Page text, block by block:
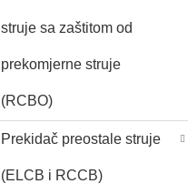
struje sa zaštitom od
prekomjerne struje
(RCBO)
Prekidač preostale struje
(ELCB i RCCB)